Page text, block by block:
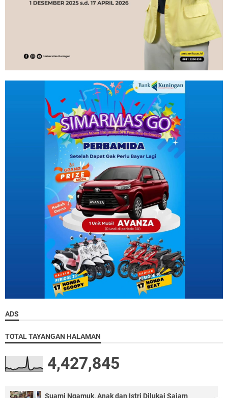
ADS
TOTAL TAYANGAN HALAMAN
4,427,845
Suami Ngamuk, Anak dan Istri Dilukai Sajam